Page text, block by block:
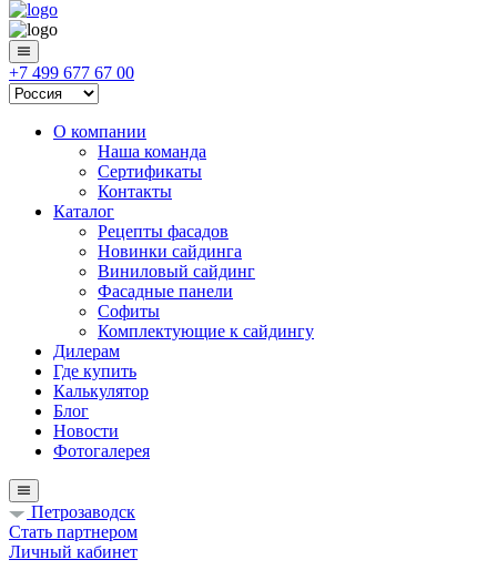
+7 499 677 67 00
О компании
Наша команда
Сертификаты
Контакты
Каталог
Рецепты фасадов
Новинки сайдинга
Виниловый сайдинг
Фасадные панели
Софиты
Комплектующие к сайдингу
Дилерам
Где купить
Калькулятор
Блог
Новости
Фотогалерея
Петрозаводск
Стать партнером
Личный кабинет